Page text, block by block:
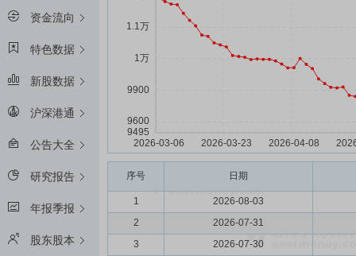
资金流向
特色数据
新股数据
沪深港通
公告大全
研究报告
年报季报
股东股本
序号 日期
1
2026-08-03
2
2026-07-31
3
2026-07-30